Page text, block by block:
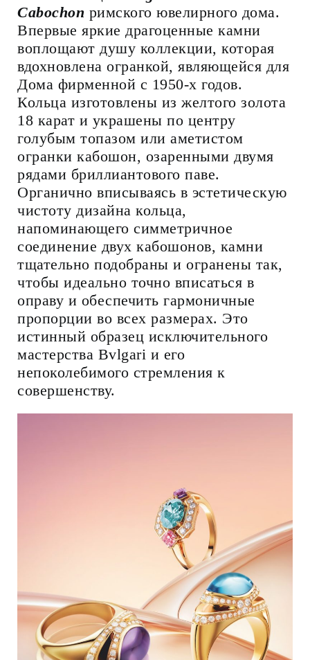
Cabochon римского ювелирного дома.
Впервые яркие драгоценные камни
воплощают душу коллекции, которая
вдохновлена огранкой, являющейся для
Дома фирменной с 1950-х годов.
Кольца изготовлены из желтого золота
18 карат и украшены по центру
голубым топазом или аметистом
огранки кабошон, озаренными двумя
рядами бриллиантового паве.
Органично вписываясь в эстетическую
чистоту дизайна кольца,
напоминающего симметричное
соединение двух кабошонов, камни
тщательно подобраны и огранены так,
чтобы идеально точно вписаться в
оправу и обеспечить гармоничные
пропорции во всех размерах. Это
истинный образец исключительного
мастерства Bvlgari и его
непоколебимого стремления к
совершенству.